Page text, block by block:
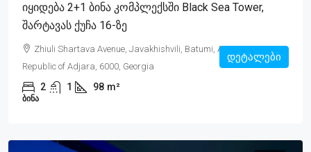
Იყიდება 2+1 Ბინა Კომპლექსში Black Sea Tower,
Შარტავას Ქუჩა 16-Ზე
Zhiuli Shartava Avenue, Javakhishvili, Batumi, Autonomous
Republic of Adjara, 6000, Georgia
2 1 98 m²
ᲑᲘᲜᲐ
დეტალები